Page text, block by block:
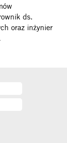
ds.
oraz inżynier